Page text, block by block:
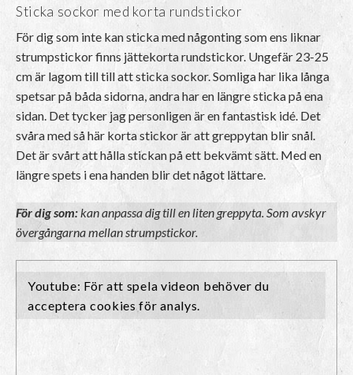
Sticka sockor med korta rundstickor
För dig som inte kan sticka med någonting som ens liknar
strumpstickor finns jättekorta rundstickor. Ungefär 23-25
cm är lagom till till att sticka sockor. Somliga har lika långa
spetsar på båda sidorna, andra har en längre sticka på ena
sidan. Det tycker jag personligen är en fantastisk idé. Det
svåra med så här korta stickor är att greppytan blir snål.
Det är svårt att hålla stickan på ett bekvämt sätt. Med en
längre spets i ena handen blir det något lättare.
För dig som:kan anpassa dig till en liten greppyta. Som avskyr
övergångarna mellan strumpstickor.